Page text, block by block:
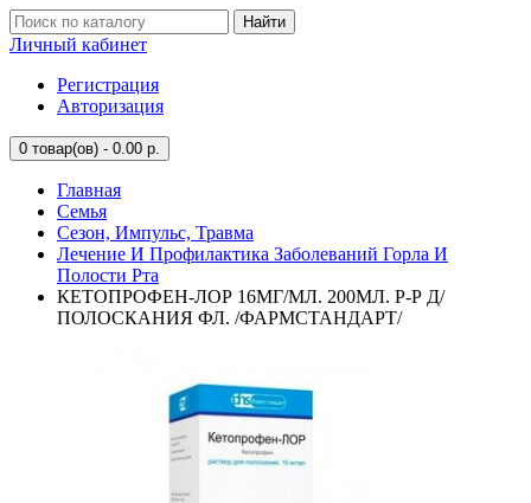
Найти
Личный кабинет
Регистрация
Авторизация
0 товар(ов) - 0.00 р.
Главная
Семья
Сезон, Импульс, Травма
Лечение И Профилактика Заболеваний Горла И
Полости Рта
КЕТОПРОФЕН-ЛОР 16МГ/МЛ. 200МЛ. Р-Р Д/
ПОЛОСКАНИЯ ФЛ. /ФАРМСТАНДАРТ/